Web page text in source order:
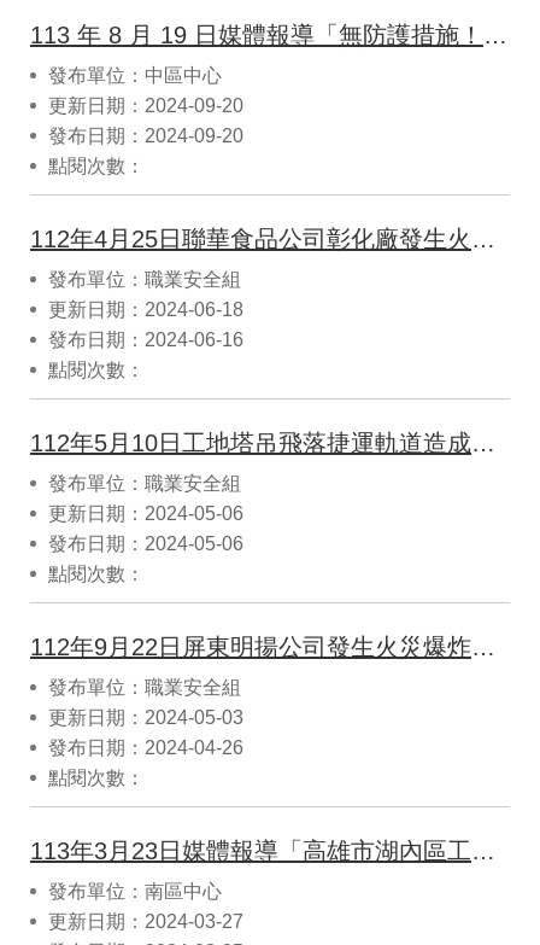
113 年 8 月 19 日媒體報導「無防護措施！國 4 延伸東豐快工程大量 鋼筋倒塌 1 移工當場死亡」
發布單位：中區中心
更新日期：2024-09-20
發布日期：2024-09-20
點閱次數：
112年4月25日聯華食品公司彰化廠發生火災事故案例解析
發布單位：職業安全組
更新日期：2024-06-18
發布日期：2024-06-16
點閱次數：
112年5月10日工地塔吊飛落捷運軌道造成列車撞擊事故案例解析
發布單位：職業安全組
更新日期：2024-05-06
發布日期：2024-05-06
點閱次數：
112年9月22日屏東明揚公司發生火災爆炸事故案例解析
發布單位：職業安全組
更新日期：2024-05-03
發布日期：2024-04-26
點閱次數：
113年3月23日媒體報導「高雄市湖內區工廠水蒸氣爆炸，導致2人死亡、6人輕重傷」。
發布單位：南區中心
更新日期：2024-03-27